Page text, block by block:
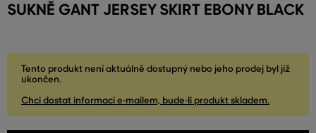
SUKNĚ GANT JERSEY SKIRT EBONY BLACK
Tento produkt není aktuálně dostupný nebo jeho prodej byl již
ukončen.
Chci dostat informaci e-mailem, bude-li produkt skladem.